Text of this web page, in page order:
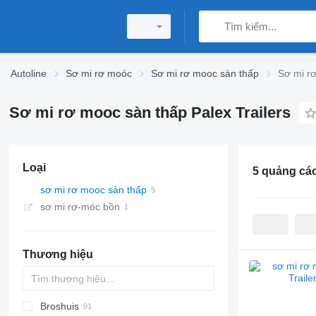
Autoline Sơ mi rơ moóc Sơ mi rơ mooc sàn thấp Sơ mi
Sơ mi rơ mooc sàn thấp Palex Trailers
Loại
sơ mi rơ mooc sàn thấp
sơ mi rơ-móc bồn
Thương hiệu
S44315CHC
PS
SFCL
S-series
KIS
Broshuis
5 quảng